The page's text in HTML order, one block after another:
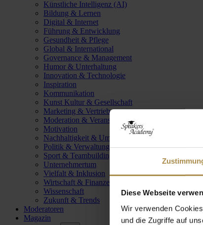
Diese Webseite
Wir verwenden
und die Zugriffe auf
Künstliche Intelligenz (AI)
Bildung & Lernen
Digital & Internet
Führung & Entwicklung
Gesundheit & Pflege
Global & International
Governance & Management
Humor & Unterhaltung
Innovation & Technologie
Inspiration
Kommunikation
Kunst Kultur & Gesellschaft
Marketing & Vertrieb
Moderation & Veranstaltungsleitung
Motivation
Nachhaltigkeit & Umwelt
Politik & Verwaltung
Sport & Teambuilding
Unternehmertum
Vielfalt & Inklusion
Wirtschaft & Finanzen
Wissenschaft
Zukunft & Trends
Moderatoren
Magazin